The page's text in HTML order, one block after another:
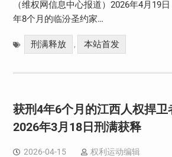
（维权网信息中心报道）2026年4月19
年8个月的临汾圣约家…
刑满释放 , 本站首发
获刑4年6个月的江西人权捍卫
2026年3月18日刑满获释
2026-04-15 权利运动编辑